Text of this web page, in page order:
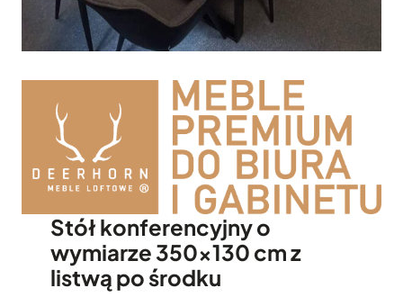
Stół konferencyjny o
wymiarze 350×130 cm z
listwą po środku